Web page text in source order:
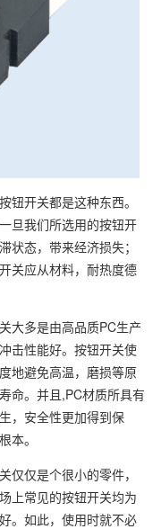
钮开关都是这种东西。
旦我们所选用的按钮开
状态，带来经济损失；
关应从材料，耐热度德
大多是由高品质PC生产
击性能好。按钮开关使
地避免高温，磨损等原
命。并且,PC材质所具有
，安全性更加得到保
本。
仅仅是个很小的零件，
上常见的按钮开关均为
。如此，使用时就不必